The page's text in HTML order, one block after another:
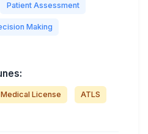
Patient Assessment
Making
Medical License ATLS